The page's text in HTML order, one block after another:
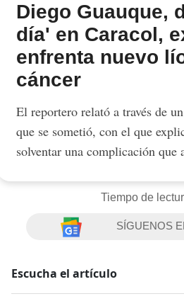
Diego Guauque,
día' en Caracol,
enfrenta nuevo
cáncer
El reportero relató a través de
que se sometió, con el que
solventar una complicación que
Tiempo de
SÍGUENOS
Escucha el artículo